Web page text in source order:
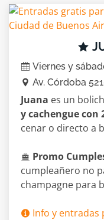
Viernes y
Av. Córdoba
Juana es un
y cachengue con
cenar o directo a
Promo
cumpleañero no
champagne para
Info y entradas